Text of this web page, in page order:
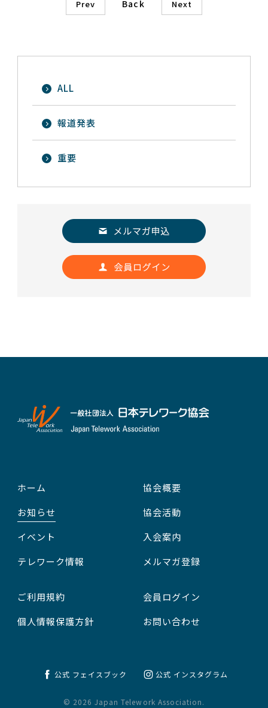
Prev Back Next
ALL
報道発表
重要
ホーム
お知らせ
イベント
テレワーク情報
協会概要
協会活動
入会案内
メルマガ登録
ご利用規約
個人情報保護方針
会員ログイン
お問い合わせ
公式 フェイスブック 公式 インスタグラム
© 2026 Japan Telework Association.